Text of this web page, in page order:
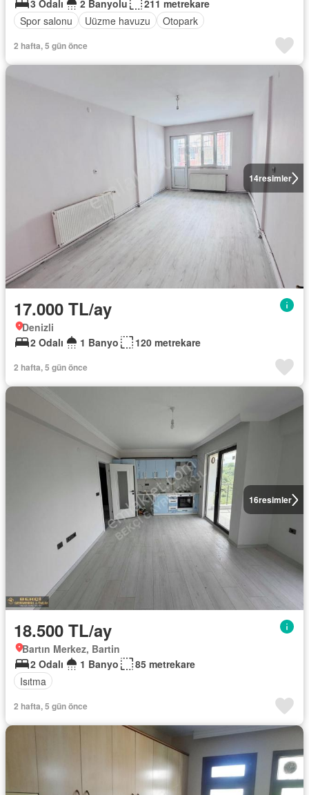
3 Odalı 2 Banyolu
211 metrekare
Spor salonu
Uüzme havuzu Otopark
2 hafta, 5 gün önce
14resimler
17.000 TL/ay
Denizli
2 Odalı
1 Banyo 120 metrekare
2 hafta, 5 gün önce
16resimler
18.500 TL/ay
Bartın Merkez, Bartin
2 Odalı
1 Banyo
85 metrekare
Isıtma
2 hafta, 5 gün önce